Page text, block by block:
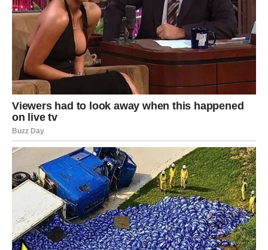
kolonoskopija ili alternativne metode probira poput testova
stolice, kako naglašava dr. Ceckini.
Oglasi